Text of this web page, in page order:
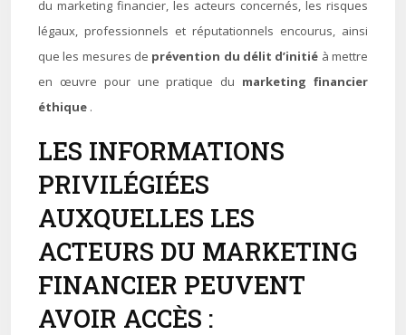
du marketing financier, les acteurs concernés, les risques
légaux, professionnels et réputationnels encourus, ainsi
que les mesures de prévention du délit d’initié à mettre
en œuvre pour une pratique du marketing financier
éthique .
LES INFORMATIONS
PRIVILÉGIÉES
AUXQUELLES LES
ACTEURS DU MARKETING
FINANCIER PEUVENT
AVOIR ACCÈS :